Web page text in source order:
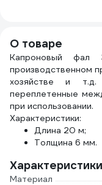
О товаре
Капроновый фал
производственном
хозяйстве и
переплетенные
при использовании.
Характеристики:
Длина 20 м;
Толщина 6 мм.
Характеристики
Материал